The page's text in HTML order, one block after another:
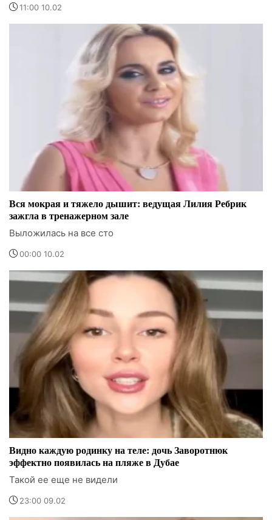
11:00 10.02
Вся мокрая и тяжело дышит: ведущая Лилия Ребрик
зажгла в тренажерном зале
Выложилась на все сто
00:00 10.02
Видно каждую родинку на теле: дочь Заворотнюк
эффектно появилась на пляже в Дубае
Такой ее еще не видели
23:00 09.02